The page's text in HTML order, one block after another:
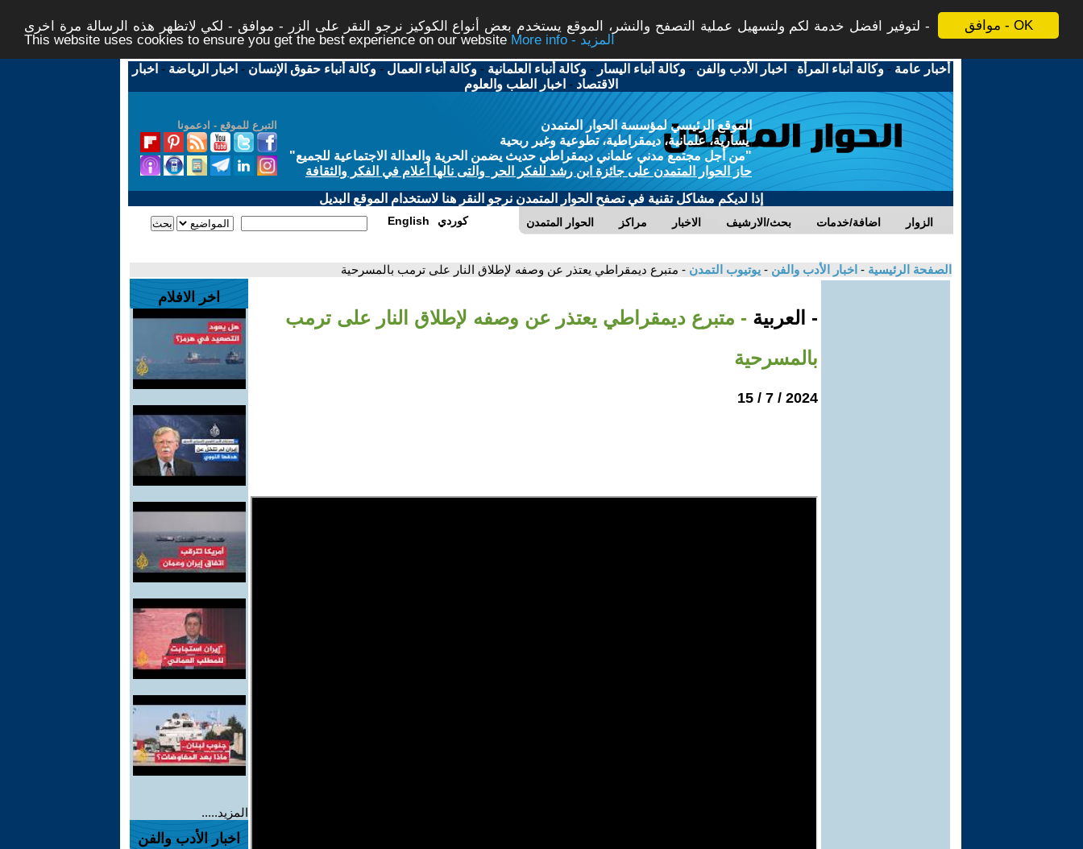
موافق - OK
لتوفير افضل خدمة لكم ولتسهيل عملية التصفح والنشر، الموقع يستخدم بعض أنواع الكوكيز نرجو النقر على الزر - موافق - لكي لاتظهر هذه الرسالة مرة اخرى -
This website uses cookies to ensure you get the best experience on our website
More info - المزيد
أخبار عامة -وكالة أنباء المرأة - اخبار الأدب والفن -وكالة أنباء اليسار -وكالة أنباء العلمانية -وكالة أنباء العمال -وكالة أنباء حقوق الإنسان - اخبار الرياضة - اخبار
الاقتصاد - اخبار الطب والعلوم
التبرع للموقع - ادعمونا
الموقع الرئيسي لمؤسسة الحوار المتمدن
يسارية، علمانية، ديمقراطية، تطوعية وغير ربحية
"من أجل مجتمع مدني علماني ديمقراطي حديث يضمن الحرية والعدالة الاجتماعية للجميع"
حاز الحوار المتمدن على جائزة ابن رشد للفكر الحر والتى نالها أعلام في الفكر والثقافة
إذا لديكم مشاكل تقنية في تصفح الحوار المتمدن نرجو النقر هنا لاستخدام الموقع البديل
الحوار المتمدن مراكز الاخبار بحث/الارشيف اضافة/خدمات الزوار English كوردي
الصفحة الرئيسية - اخبار الأدب والفن - يوتيوب التمدن - متبرع ديمقراطي يعتذر عن وصفه لإطلاق النار على ترمب بالمسرحية
- العربية - متبرع ديمقراطي يعتذر عن وصفه لإطلاق النار على ترمب
بالمسرحية
2024 / 7 / 15
اخر الافلام
المزيد.....
اخبار الأدب والفن